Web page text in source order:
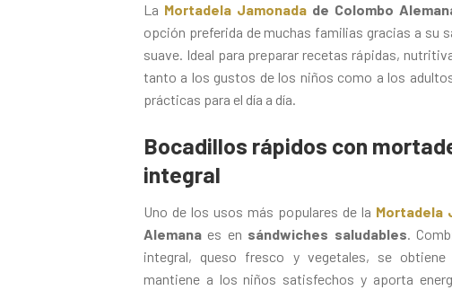
La Mortadela Jamonada de Colombo
opción preferida de muchas familias gracias a su
suave. Ideal para preparar recetas rápidas,
tanto a los gustos de los niños como a los
prácticas para el día a día.
Bocadillos rápidos con
integral
Uno de los usos más populares de la Mortadela
Alemana es en sándwiches saludables.
integral, queso fresco y vegetales, se
mantiene a los niños satisfechos y aporta